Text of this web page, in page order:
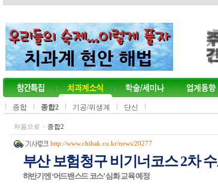
l 종합 l 종합2 l 기공/위생계 l 단신 l
처음으로 > 종합2
http://www.chihak.co.kr/news/20277
부산 보험청구 비기너코스 2차
하반기엔 ‘어드밴스드 코스’ 심화 교육 예정